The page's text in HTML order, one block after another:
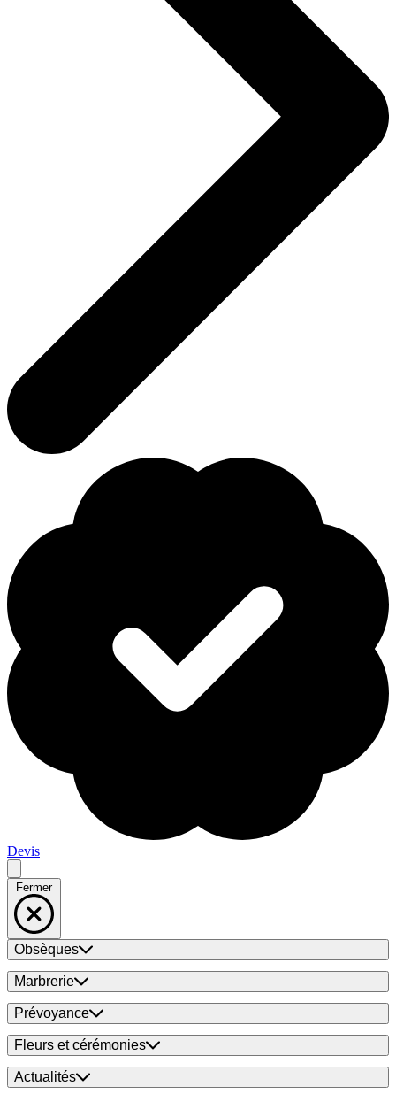
Devis
Fermer
Obsèques
Marbrerie
Prévoyance
Fleurs et cérémonies
Actualités